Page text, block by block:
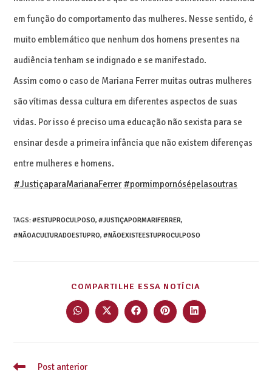
em função do comportamento das mulheres. Nesse sentido, é
muito emblemático que nenhum dos homens presentes na
audiência tenham se indignado e se manifestado.
Assim como o caso de Mariana Ferrer muitas outras mulheres
são vítimas dessa cultura em diferentes aspectos de suas
vidas. Por isso é preciso uma educação não sexista para se
ensinar desde a primeira infância que não existem diferenças
entre mulheres e homens.
#JustiçaparaMarianaFerrer#pormimpornósépelasoutras
TAGS:#ESTUPROCULPOSO, #JUSTIÇAPORMARIFERRER,
#NÃOACULTURADOESTUPRO, #NÃOEXISTEESTUPROCULPOSO
COMPARTILHE ESSA NOTÍCIA
Post anterior